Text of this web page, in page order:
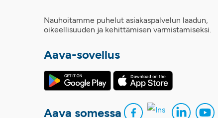
Nauhoitamme puhelut asiakaspalvelun laadun,
oikeellisuuden ja kehittämisen varmistamiseksi.
Aava-sovellus
Aava somessa